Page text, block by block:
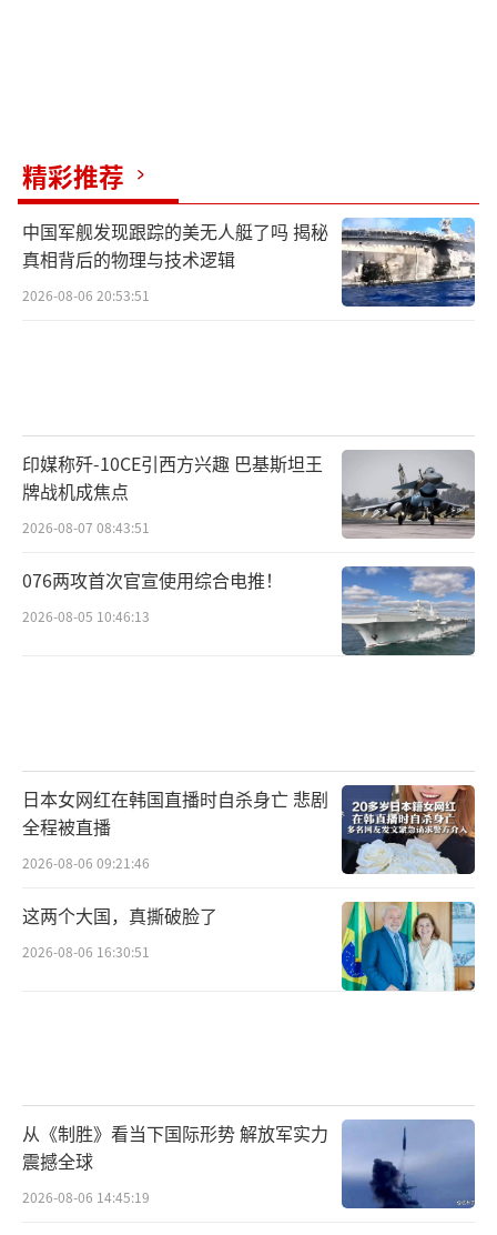
精彩推荐
中国军舰发现跟踪的美无人艇了吗 揭秘
真相背后的物理与技术逻辑
2026-08-06 20:53:51
印媒称歼-10CE引西方兴趣 巴基斯坦王
牌战机成焦点
2026-08-07 08:43:51
076两攻首次官宣使用综合电推！
2026-08-05 10:46:13
日本女网红在韩国直播时自杀身亡 悲剧
全程被直播
2026-08-06 09:21:46
这两个大国，真撕破脸了
2026-08-06 16:30:51
从《制胜》看当下国际形势 解放军实力
震撼全球
2026-08-06 14:45:19